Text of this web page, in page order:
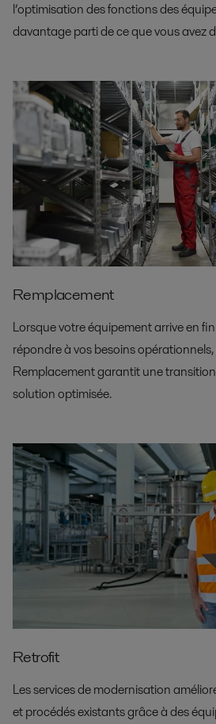
l’optimisation des fonctions des
davantage parti de ce que vous avez
Remplacement
Lorsque votre équipement arrive en
répondre à vos besoins
Remplacement garantit une
solution optimisée.
Retrofit
Les services de modernisation
et procédés existants grâce à des